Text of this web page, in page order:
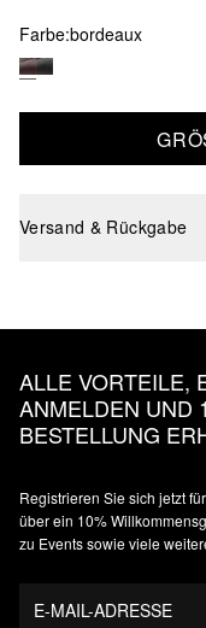
Farbe:bordeaux
Versand & Rückgabe
ALLE VORTEILE,
ANMELDEN UND
BESTELLUNG
Registrieren Sie sich jetzt
über ein 10%
zu Events sowie viele
E-MAIL-ADRESSE